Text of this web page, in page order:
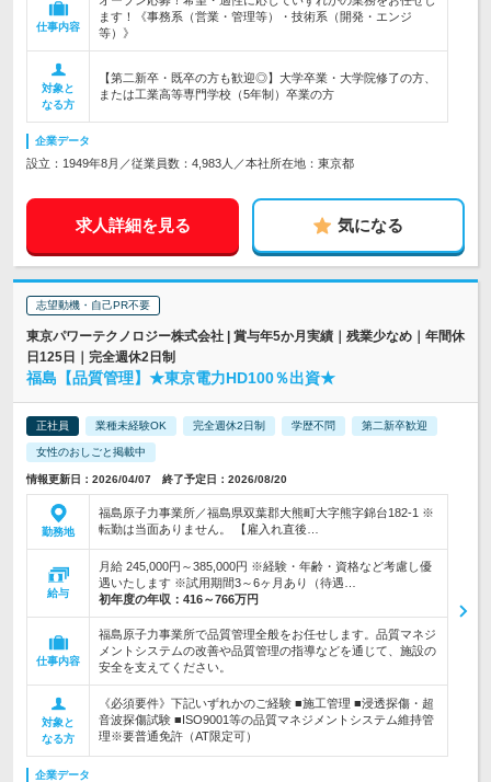
仕事内容
ます！《事務系（営業・管理等）・技術系（開発・エンジ
等）》
対象と
なる方
【第二新卒・既卒の方も歓迎◎】大学卒業・大学院修了の方、
または工業高等専門学校（5年制）卒業の方
企業データ
設立：1949年8月／従業員数：4,983人／本社所在地：東京都
求人詳細を見る 気になる
志望動機・自己PR不要
東京パワーテクノロジー株式会社 | 賞与年5か月実績｜残業少なめ｜年間休
日125日｜完全週休2日制
福島【品質管理】★東京電力HD100％出資★
正社員 業種未経験OK 完全週休2日制 学歴不問 第二新卒歓迎
女性のおしごと掲載中
情報更新日：2026/04/07 終了予定日：2026/08/20
勤務地
福島原子力事業所／福島県双葉郡大熊町大字熊字錦台182-1 ※
転勤は当面ありません。 【雇入れ直後…
給与
月給 245,000円～385,000円 ※経験・年齢・資格など考慮し優
遇いたします ※試用期間3～6ヶ月あり（待遇…
初年度の年収： 416～766万円
仕事内容
福島原子力事業所で品質管理全般をお任せします。品質マネジ
メントシステムの改善や品質管理の指導などを通じて、施設の
安全を支えてください。
対象と
なる方
《必須要件》下記いずれかのご経験 ■施工管理 ■浸透探傷・超
音波探傷試験 ■ISO9001等の品質マネジメントシステム維持管
理※要普通免許（AT限定可）
企業データ